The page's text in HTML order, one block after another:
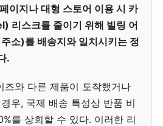
이지나 대형 스토어 이용 시 카
리스크를 줄이기 위해 빌링 어
소)를 배송지와 일치시키는 정
.
즈와 다른 제품이 도착했거나
우, 국제 배송 특성상 반품 비
를 상회할 수 있다. 이러한 리